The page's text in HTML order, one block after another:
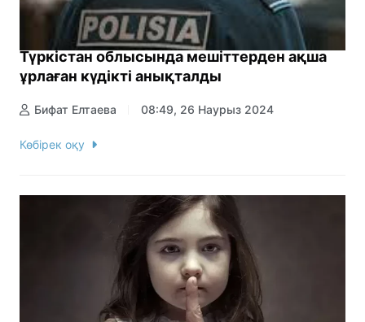
Түркістан облысында мешіттерден ақша
ұрлаған күдікті анықталды
Бифат Елтаева 08:49, 26 Наурыз 2024
Көбірек оқу